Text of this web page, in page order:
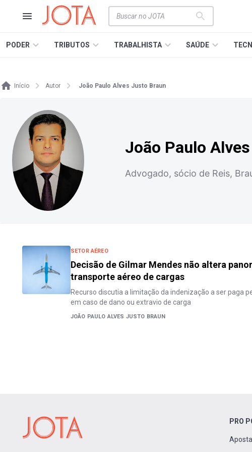
PODER TRIBUTOS TRABALHISTA SAÚDE
Início Autor João Paulo Alves Justo Braun
João Paulo
Advogado, sócio de Reis,
SETOR AÉREO
Decisão de Gilmar Mendes não altera
transporte aéreo de cargas
Recurso discutia a limitação da indenização a ser paga
em caso de dano ou extravio de carga
JOÃO PAULO ALVES JUSTO BRAUN
PRO